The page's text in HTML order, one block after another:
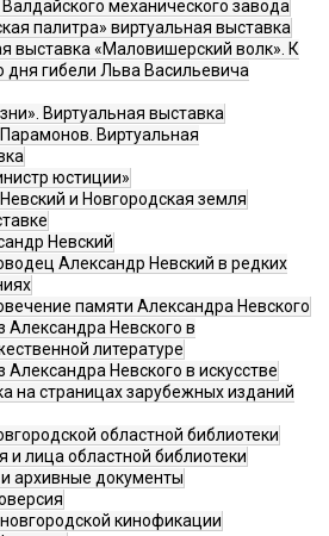
механического завода
палитра» виртуальная выставка
выставка «Маловишерский волк». К
дня гибели Льва Васильевича
Виртуальная выставка
Виртуальная
юстиции»
и Новгородская земля
Невский
Александр Невский в редких
памяти Александра Невского
Александра Невского в
литературе
Александра Невского в искусстве
на страницах зарубежных изданий
областной библиотеки
и лица областной библиотеки
архивные документы
кинофикации